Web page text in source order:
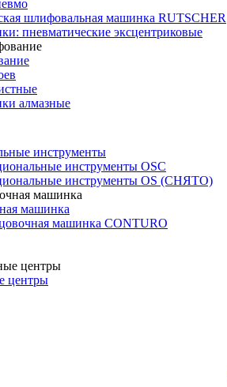
шлифовальная машинка RUTSCHER
пневматические эксцентриковые
алмазные
инструменты
инструменты OSC
инструменты OS (СНЯТО)
машинка
машинка CONTURO
центры